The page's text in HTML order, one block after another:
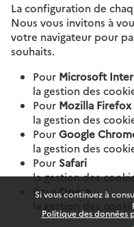
Si vous continuez à
Politique des données
La configuration de
Nous vous invitons à
votre navigateur pour
souhaits.
Pour Microsoft
la gestion des
Pour Mozilla Firefox
la gestion des
PourGoogle
la gestion des
Pour Safari
la gestion des
PourOpéra
la gestion des